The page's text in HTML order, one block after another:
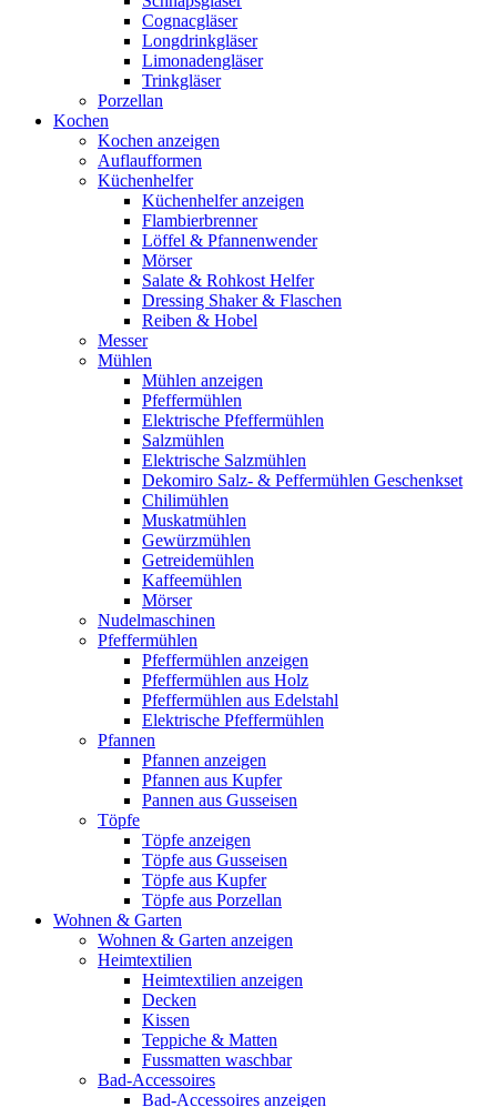
Cognacgläser
Longdrinkgläser
Limonadengläser
Trinkgläser
Porzellan
Kochen
Kochen anzeigen
Auflaufformen
Küchenhelfer
Küchenhelfer anzeigen
Flambierbrenner
Löffel & Pfannenwender
Mörser
Salate & Rohkost Helfer
Dressing Shaker & Flaschen
Reiben & Hobel
Messer
Mühlen
Mühlen anzeigen
Pfeffermühlen
Elektrische Pfeffermühlen
Salzmühlen
Elektrische Salzmühlen
Dekomiro Salz- & Peffermühlen Geschenkset
Chilimühlen
Muskatmühlen
Gewürzmühlen
Getreidemühlen
Kaffeemühlen
Mörser
Nudelmaschinen
Pfeffermühlen
Pfeffermühlen anzeigen
Pfeffermühlen aus Holz
Pfeffermühlen aus Edelstahl
Elektrische Pfeffermühlen
Pfannen
Pfannen anzeigen
Pfannen aus Kupfer
Pannen aus Gusseisen
Töpfe
Töpfe anzeigen
Töpfe aus Gusseisen
Töpfe aus Kupfer
Töpfe aus Porzellan
Wohnen & Garten
Wohnen & Garten anzeigen
Heimtextilien
Heimtextilien anzeigen
Decken
Kissen
Teppiche & Matten
Fussmatten waschbar
Bad-Accessoires
Bad-Accessoires anzeigen